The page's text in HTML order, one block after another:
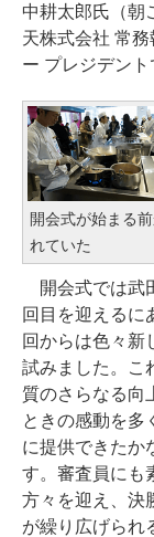
中耕太郎氏（朝
天株式会社 常
ー プレジデント
開会式が始まる
れていた
開会式では武
回目を迎えるに
回からは色々新
試みました。こ
質のさらなる向
ときの感動を多
に提供できたか
す。審査員にも
方々を迎え、決
が繰り広げられ